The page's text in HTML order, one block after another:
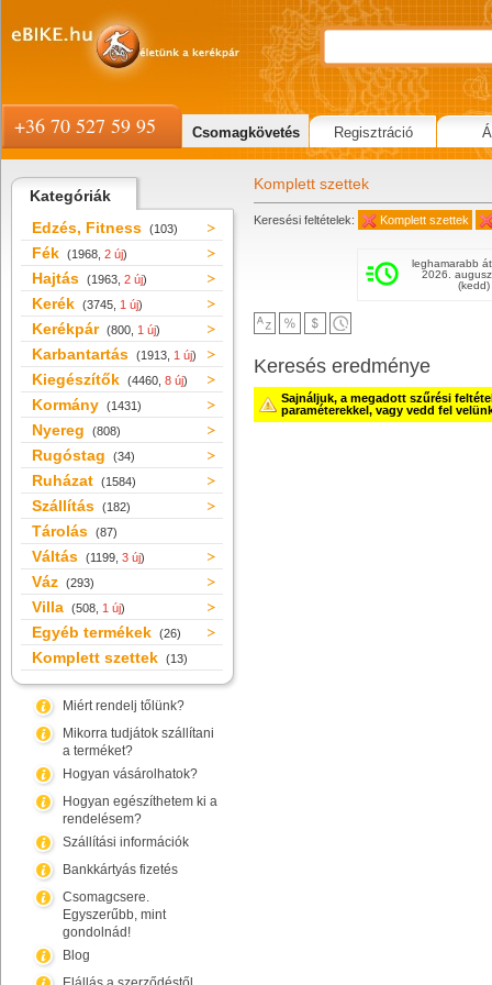
Kategóriák
Edzés, Fitness (103)
Fék (1968, 2 új)
Hajtás (1963, 2 új)
Kerék (3745, 1 új)
Kerékpár (800, 1 új)
Karbantartás (1913, 1 új)
Kiegészítők (4460, 8 új)
Kormány (1431)
Nyereg (808)
Rugóstag (34)
Ruházat (1584)
Szállítás (182)
Tárolás (87)
Váltás (1199, 3 új)
Váz (293)
Villa (508, 1 új)
Egyéb termékek (26)
Komplett szettek (13)
Miért rendelj tőlünk?
Mikorra tudjátok szállítani
a terméket?
Hogyan vásárolhatok?
Hogyan egészíthetem ki a
rendelésem?
Szállítási információk
Bankkártyás fizetés
Csomagcsere.
Egyszerűbb, mint
gondolnád!
Blog
Komplett szettek
Keresési feltételek: Komplett szettek
leghamarabb
2026.
(kedd)
Keresés eredménye
Sajnáljuk, a megadott szűrési
paraméterekkel, vagy vedd fel
+36 70 527 59 95 Csomagkövetés Regisztráció